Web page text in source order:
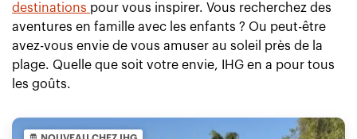
destinations pour vous inspirer. Vous recherchez des
aventures en famille avec les enfants ? Ou peut-être
avez-vous envie de vous amuser au soleil près de la
plage. Quelle que soit votre envie, IHG en a pour tous
les goûts.